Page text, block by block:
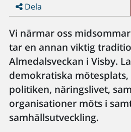
Dela
Vi närmar oss
tar en annan viktig
Almedalsveckan i Visby.
demokratiska
politiken, näringslivet,
organisationer möts i
samhällsutveckling.